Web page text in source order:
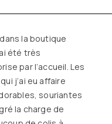
à l’écoute et
Les
qualité, tendances
ça fait très
(depuis le début